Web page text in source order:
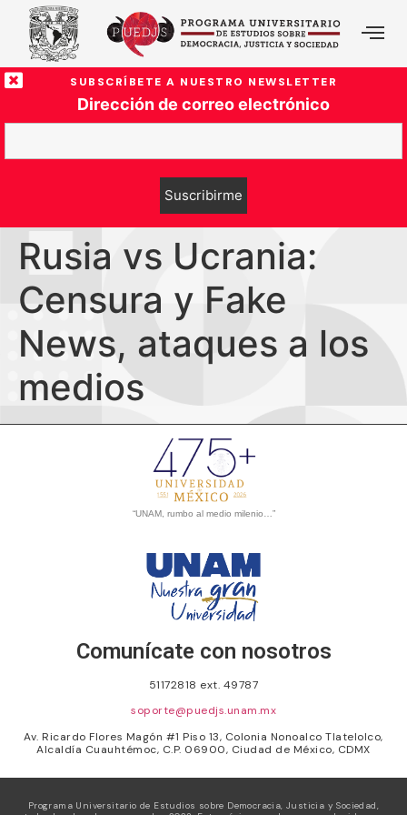
SUBSCRÍBETE A NUESTRO NEWSLETTER
Dirección de correo electrónico
Rusia vs Ucrania:
Censura y Fake
News, ataques a los
medios
“UNAM, rumbo al medio milenio…”
Comunícate con nosotros
51172818 ext. 49787
soporte@puedjs.unam.mx
Av. Ricardo Flores Magón #1 Piso 13, Colonia Nonoalco Tlatelolco,
Alcaldía Cuauhtémoc, C.P. 06900, Ciudad de México, CDMX
Programa Universitario de Estudios sobre Democracia, Justicia y Sociedad,